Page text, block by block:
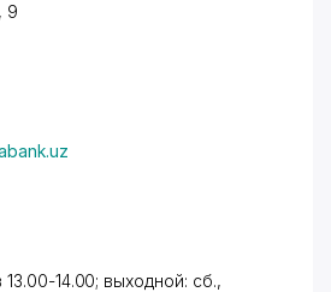
, 9
14.00; выходной: сб.,